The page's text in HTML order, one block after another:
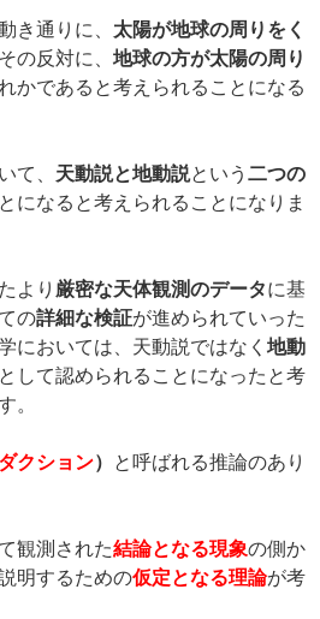
き通りに、 太陽が地球の周りをく
の反対に、地球の方が太陽の周り
かであると考えられることになる
て、 天動説と地動説という二つの
になると考えられることになりま
より 厳密な天体観測のデータに基
の詳細な検証が進められていった
においては、天動説ではなく地動
して認められることになったと考
。
クション） と呼ばれる推論のあり
観測された結論となる現象の側か
明するための仮定となる理論が考